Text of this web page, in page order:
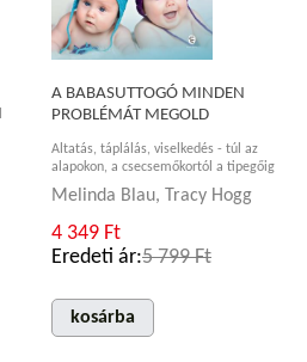
A BABASUTTOGÓ MINDEN
PROBLÉMÁT MEGOLD
Altatás, táplálás, viselkedés - túl az
alapokon, a csecsemőkortól a tipegőig
Melinda Blau, Tracy Hogg
4 349 Ft
Eredeti ár:5 799 Ft
kosárba